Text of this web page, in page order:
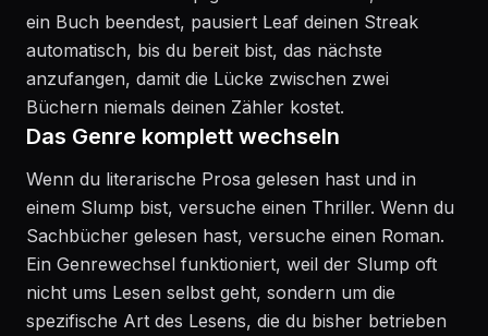
ein Buch beendest, pausiert Leaf deinen Streak
automatisch, bis du bereit bist, das nächste
anzufangen, damit die Lücke zwischen zwei
Büchern niemals deinen Zähler kostet.
Das Genre komplett wechseln
Wenn du literarische Prosa gelesen hast und in
einem Slump bist, versuche einen Thriller. Wenn du
Sachbücher gelesen hast, versuche einen Roman.
Ein Genrewechsel funktioniert, weil der Slump oft
nicht ums Lesen selbst geht, sondern um die
spezifische Art des Lesens, die du bisher betrieben